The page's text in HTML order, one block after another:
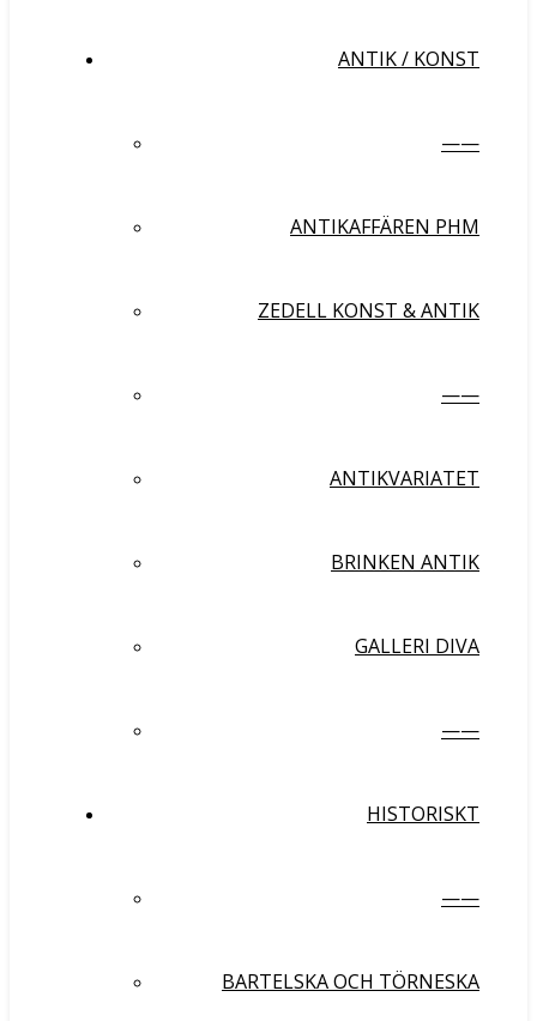
ANTIK / KONST
——
ANTIKAFFÄREN PHM
ZEDELL KONST & ANTIK
——
ANTIKVARIATET
BRINKEN ANTIK
GALLERI DIVA
——
HISTORISKT
——
BARTELSKA OCH TÖRNESKA